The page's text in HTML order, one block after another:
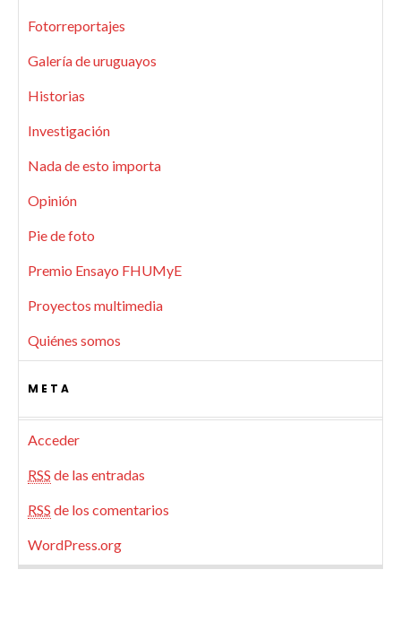
Fotorreportajes
Galería de uruguayos
Historias
Investigación
Nada de esto importa
Opinión
Pie de foto
Premio Ensayo FHUMyE
Proyectos multimedia
Quiénes somos
META
Acceder
RSS de las entradas
RSS de los comentarios
WordPress.org